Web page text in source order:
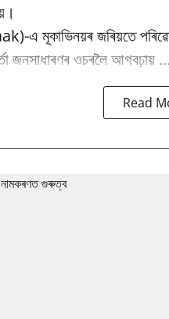
এ মূকাভিনয়ৰ জৰিয়তে
জনসাধাৰণৰ ওচৰলৈ আগবঢ়ায় ...
Read